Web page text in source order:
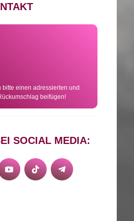
bitte einen adressierten und
beifügen!
SOCIAL MEDIA: